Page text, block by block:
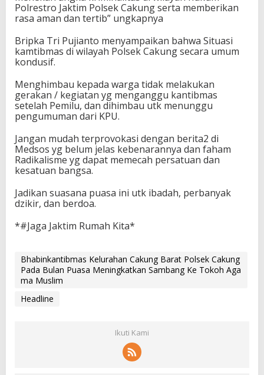
Polrestro Jaktim Polsek Cakung serta memberikan
rasa aman dan tertib” ungkapnya
Bripka Tri Pujianto menyampaikan bahwa Situasi
kamtibmas di wilayah Polsek Cakung secara umum
kondusif.
Menghimbau kepada warga tidak melakukan
gerakan / kegiatan yg menganggu kantibmas
setelah Pemilu, dan dihimbau utk menunggu
pengumuman dari KPU.
Jangan mudah terprovokasi dengan berita2 di
Medsos yg belum jelas kebenarannya dan faham
Radikalisme yg dapat memecah persatuan dan
kesatuan bangsa.
Jadikan suasana puasa ini utk ibadah, perbanyak
dzikir, dan berdoa.
*#Jaga Jaktim Rumah Kita*
Bhabinkantibmas Kelurahan Cakung Barat Polsek Cakung
Pada Bulan Puasa Meningkatkan Sambang Ke Tokoh Aga
ma Muslim
Headline
Ikuti Kami